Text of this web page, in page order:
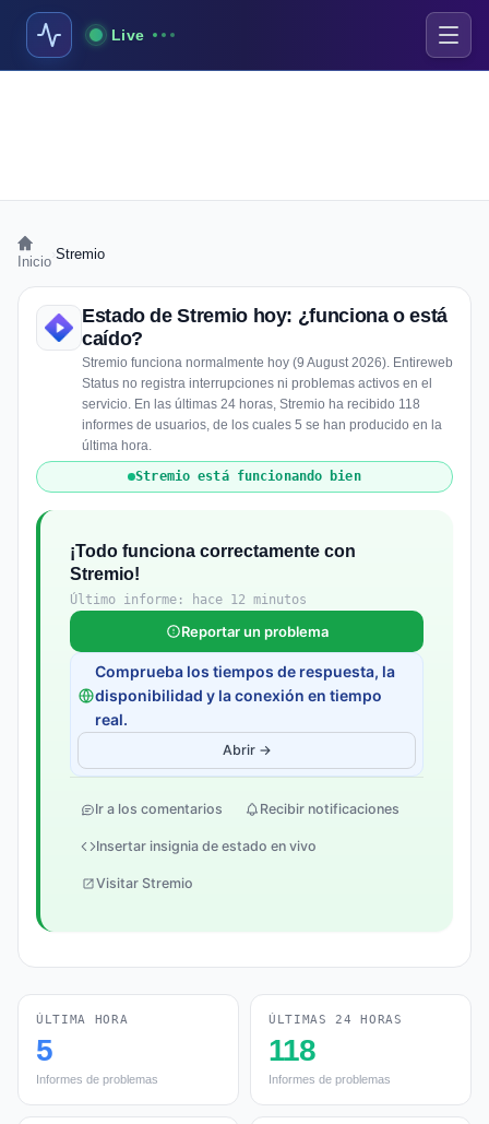
Live
Inicio Stremio
Estado de Stremio hoy: ¿funciona o está
caído?
Stremio funciona normalmente hoy (9 August 2026). Entireweb
Status no registra interrupciones ni problemas activos en el
servicio. En las últimas 24 horas, Stremio ha recibido 118
informes de usuarios, de los cuales 5 se han producido en la
última hora.
Stremio está funcionando bien
¡Todo funciona correctamente con
Stremio!
Último informe: hace 12 minutos
Reportar un problema
Comprueba los tiempos de respuesta, la
disponibilidad y la conexión en tiempo
real.
Abrir →
Ir a los comentarios Recibir notificaciones
Insertar insignia de estado en vivo
Visitar Stremio
ÚLTIMA HORA
5
Informes de problemas
ÚLTIMAS 24 HORAS
118
Informes de problemas